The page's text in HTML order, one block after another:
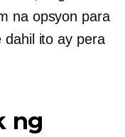
na opsyon para
dahil ito ay pera
ng